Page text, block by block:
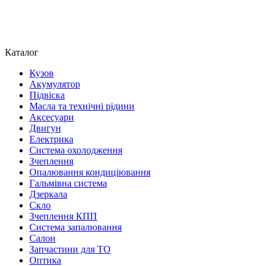
Каталог
Кузов
Акумулятор
Підвіска
Масла та технічні рідини
Аксесуари
Двигун
Електрика
Система охолодження
Зчеплення
Опалювання кондиціювання
Гальмівна система
Дзеркала
Скло
Зчеплення КПП
Система запалювання
Салон
Запчастини для ТО
Оптика